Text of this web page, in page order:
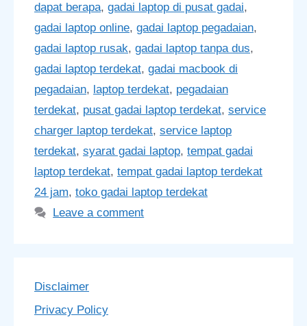
dapat berapa, gadai laptop di pusat gadai,
gadai laptop online, gadai laptop pegadaian,
gadai laptop rusak, gadai laptop tanpa dus,
gadai laptop terdekat, gadai macbook di
pegadaian, laptop terdekat, pegadaian
terdekat, pusat gadai laptop terdekat, service
charger laptop terdekat, service laptop
terdekat, syarat gadai laptop, tempat gadai
laptop terdekat, tempat gadai laptop terdekat
24 jam, toko gadai laptop terdekat
Leave a comment
Disclaimer
Privacy Policy